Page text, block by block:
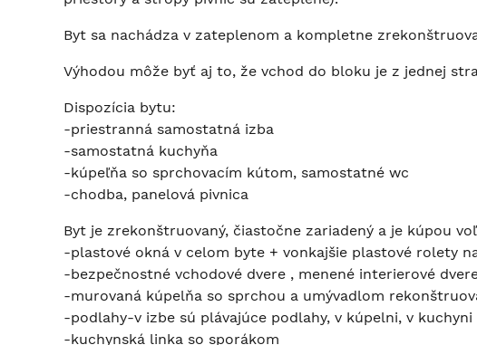
Byt sa nachádza v zateplenom a kompletne
Výhodou môže byť aj to, že vchod do bloku je z jednej
Dispozícia bytu:
-priestranná samostatná izba
-samostatná kuchyňa
-kúpeľňa so sprchovacím kútom, samostatné wc
-chodba, panelová pivnica
Byt je zrekonštruovaný, čiastočne zariadený a je kúpou
-plastové okná v celom byte + vonkajšie plastové rolety
-bezpečnostné vchodové dvere , menené interierové
-murovaná kúpelňa so sprchou a umývadlom
-podlahy-v izbe sú plávajúce podlahy, v kúpelni, v
-kuchynská linka so sporákom